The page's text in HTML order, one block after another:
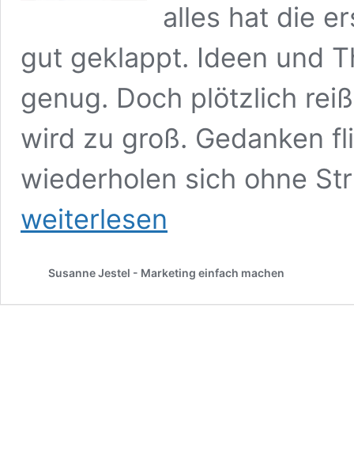
alles hat die
gut geklappt. Ideen und
genug. Doch plötzlich
wird zu groß. Gedanken
wiederholen sich ohne
weiterlesen
Susanne Jestel - Marketing einfach machen